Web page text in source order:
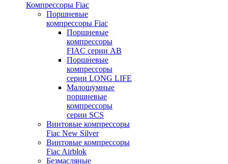
Компрессоры Fiac
Поршневые
компрессоры Fiac
Поршневые
компрессоры
FIAC серии AB
Поршневые
компрессоры
серии LONG LIFE
Малошумные
поршневые
компрессоры
серии SCS
Винтовые компрессоры
Fiac New Silver
Винтовые компрессоры
Fiac Airblok
Безмасляные